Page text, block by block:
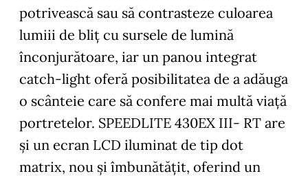
potrivească sau să contrasteze culoarea
lumiii de bliț cu sursele de lumină
înconjurătoare, iar un panou integrat
catch-light oferă posibilitatea de a adăuga
o scânteie care să confere mai multă viață
portretelor. SPEEDLITE 430EX III- RT are
și un ecran LCD iluminat de tip dot
matrix, nou și îmbunătățit, oferind un